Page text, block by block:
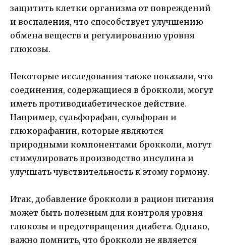
защитить клетки организма от повреждений
и воспаления, что способствует улучшению
обмена веществ и регулированию уровня
глюкозы.
Некоторые исследования также показали, что
соединения, содержащиеся в брокколи, могут
иметь противодиабетическое действие.
Например, сульфорафан, сульфоран и
глюкорафанин, которые являются
природными компонентами брокколи, могут
стимулировать производство инсулина и
улучшать чувствительность к этому гормону.
Итак, добавление брокколи в рацион питания
может быть полезным для контроля уровня
глюкозы и предотвращения диабета. Однако,
важно помнить, что брокколи не является